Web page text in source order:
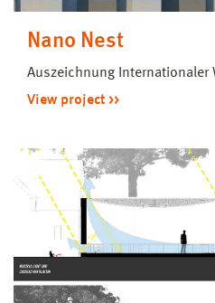
Nano Nest
Auszeichnung Internationaler
View project